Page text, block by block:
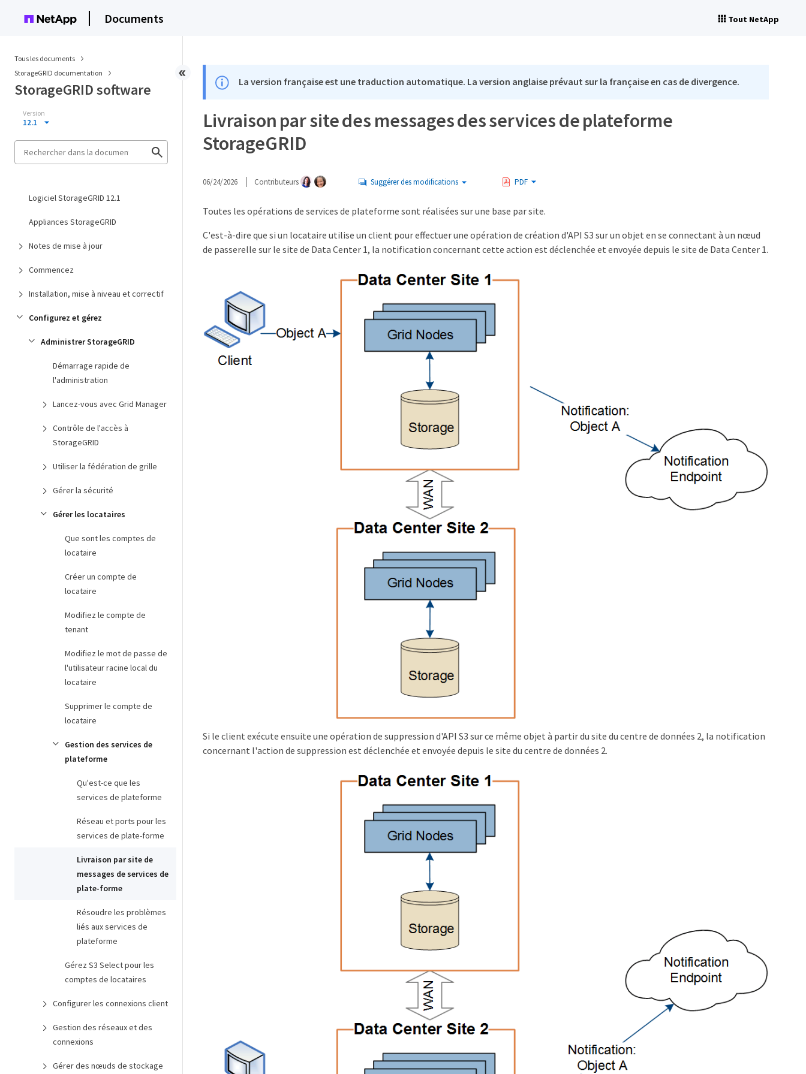
Documents Tout NetApp
Tous les documents
StorageGRID documentation
StorageGRID software
Version
12.1
Logiciel StorageGRID 12.1
Appliances StorageGRID
Notes de mise à jour
Commencez
Installation, mise à niveau et correctif
Configurez et gérez
Administrer StorageGRID
Démarrage rapide de
l'administration
Lancez-vous avec Grid Manager
Contrôle de l'accès à
StorageGRID
Utiliser la fédération de grille
Gérer la sécurité
Gérer les locataires
Que sont les comptes de
locataire
Créer un compte de
locataire
Modifiez le compte de
tenant
Modifiez le mot de passe de
l'utilisateur racine local du
locataire
Supprimer le compte de
locataire
Gestion des services de
plateforme
Qu'est-ce que les
services de plateforme
Réseau et ports pour les
services de plate-forme
Livraison par site de
messages de services de
plate-forme
Résoudre les problèmes
liés aux services de
plateforme
Gérez S3 Select pour les
comptes de locataires
Configurer les connexions client
Gestion des réseaux et des
connexions
Gérer des nœuds de stockage
La version française est une traduction automatique. La version anglaise prévaut sur la française en cas de divergence.
Livraison par site des messages des services de plateforme
StorageGRID
06/24/2026 Contributeurs Suggérer des modifications PDF
Toutes les opérations de services de plateforme sont réalisées sur une base par site.
C'est-à-dire que si un locataire utilise un client pour effectuer une opération de création d'API S3 sur un objet en se connectant à un nœud
de passerelle sur le site de Data Center 1, la notification concernant cette action est déclenchée et envoyée depuis le site de Data Center 1.
Si le client exécute ensuite une opération de suppression d'API S3 sur ce même objet à partir du site du centre de données 2, la notification
concernant l'action de suppression est déclenchée et envoyée depuis le site du centre de données 2.